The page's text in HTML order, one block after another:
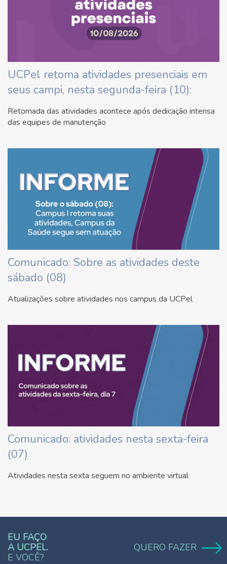
UCPel retoma atividades presenciais em
seus campi, nesta segunda-feira (10):
Retomada das atividades acontece após dedicação intensa
das equipes de manutenção
Comunicado: Sobre as atividades deste
sábado (08)
Atualizações sobre atividades nos campus da UCPel
Comunicado: atividades nesta sexta-feira
(07)
Atividades nesta sexta seguem no ambiente virtual
EU FAÇO
A UCPEL.
E VOCÊ?
QUERO FAZER